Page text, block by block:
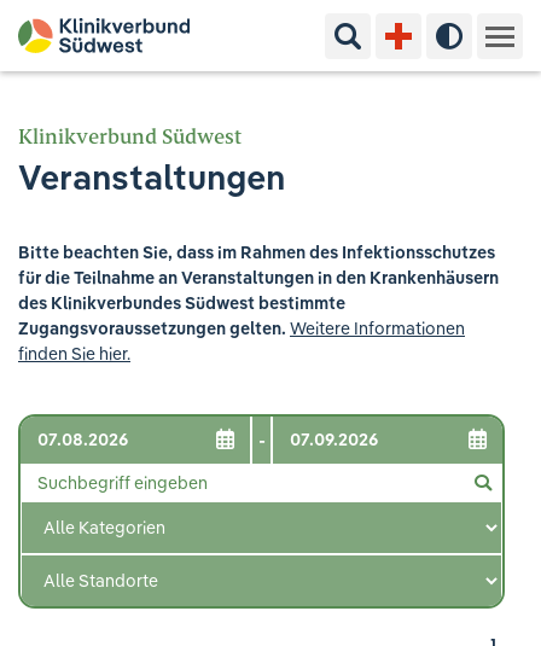
Suchbegriff eingeben
Hoher
Ihr Aufenthalt
Ausbildung & Studium
Jobs & Karriere
Der Klinikverbund Südwest
Standorte & Kontakt
Ihre Meinung ist uns wichtig!
Klinikverbund Südwest
Veranstaltungen
Bitte beachten Sie, dass im Rahmen des Infektionsschutzes
für die Teilnahme an Veranstaltungen in den Krankenhäusern
des Klinikverbundes Südwest bestimmte
Zugangsvoraussetzungen gelten. Weitere Informationen
finden Sie hier.
-